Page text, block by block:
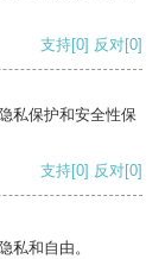
支持[0] 反对[0]
私保护和安全性保
支持[0] 反对[0]
私和自由。